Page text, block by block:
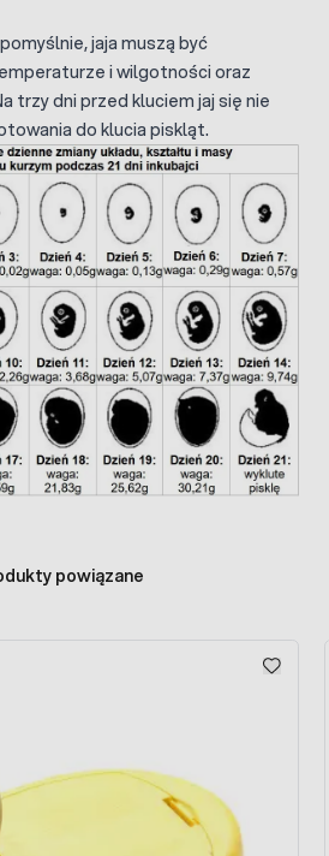
jaja muszą być
i wilgotności oraz
trzy dni przed kluciem jaj się nie
do klucia piskląt.
powiązane